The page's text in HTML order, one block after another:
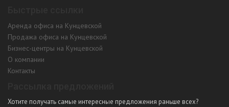
Аренда офиса на Кунцевской
Продажа офиса на Кунцевской
Бизнес-центры на Кунцевской
О компании
Контакты
Хотите получать самые интересные предложения раньше всех?